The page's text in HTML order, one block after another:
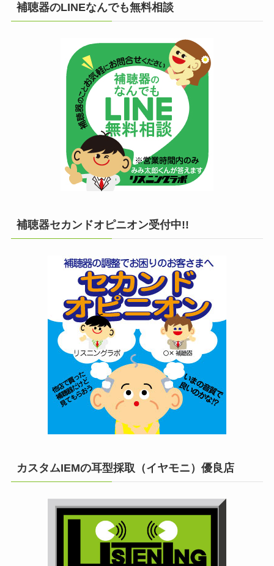
補聴器のLINEなんでも無料相談
補聴器セカンドオピニオン受付中!!
カスタムIEMの耳型採取（イヤモニ）優良店